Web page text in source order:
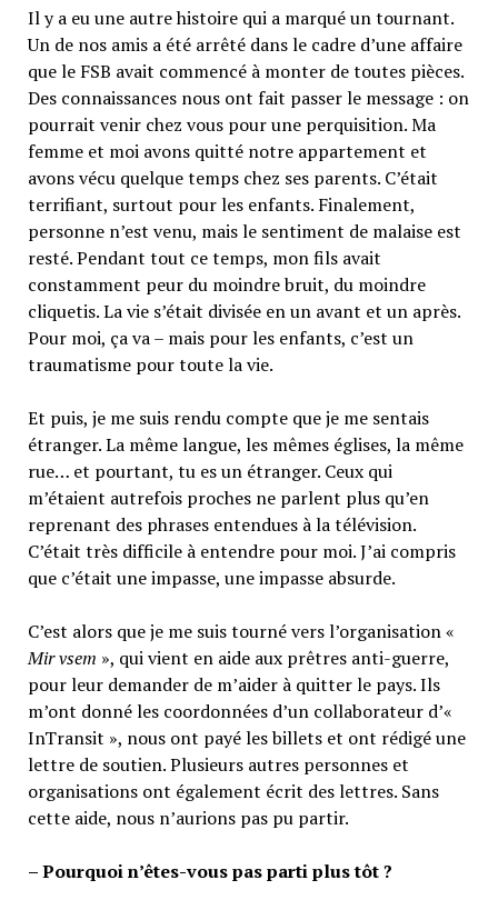
Il y a eu une autre histoire qui a marqué un tournant.
Un de nos amis a été arrêté dans le cadre d’une affaire
que le FSB avait commencé à monter de toutes pièces.
Des connaissances nous ont fait passer le message : on
pourrait venir chez vous pour une perquisition. Ma
femme et moi avons quitté notre appartement et
avons vécu quelque temps chez ses parents. C’était
terrifiant, surtout pour les enfants. Finalement,
personne n’est venu, mais le sentiment de malaise est
resté. Pendant tout ce temps, mon fils avait
constamment peur du moindre bruit, du moindre
cliquetis. La vie s’était divisée en un avant et un après.
Pour moi, ça va – mais pour les enfants, c’est un
traumatisme pour toute la vie.
Et puis, je me suis rendu compte que je me sentais
étranger. La même langue, les mêmes églises, la même
rue… et pourtant, tu es un étranger. Ceux qui
m’étaient autrefois proches ne parlent plus qu’en
reprenant des phrases entendues à la télévision.
C’était très difficile à entendre pour moi. J’ai compris
que c’était une impasse, une impasse absurde.
C’est alors que je me suis tourné vers l’organisation «
Mir vsem », qui vient en aide aux prêtres anti-guerre,
pour leur demander de m’aider à quitter le pays. Ils
m’ont donné les coordonnées d’un collaborateur d’«
InTransit », nous ont payé les billets et ont rédigé une
lettre de soutien. Plusieurs autres personnes et
organisations ont également écrit des lettres. Sans
cette aide, nous n’aurions pas pu partir.
– Pourquoi n’êtes-vous pas parti plus tôt ?